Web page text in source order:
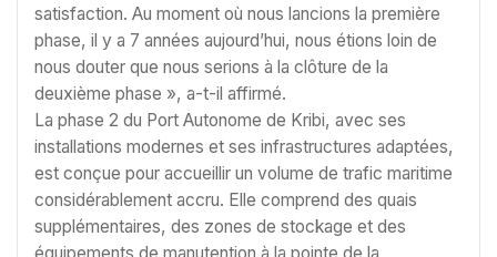
satisfaction. Au moment où nous lancions la première
phase, il y a 7 années aujourd’hui, nous étions loin de
nous douter que nous serions à la clôture de la
deuxième phase », a-t-il affirmé.
La phase 2 du Port Autonome de Kribi, avec ses
installations modernes et ses infrastructures adaptées,
est conçue pour accueillir un volume de trafic maritime
considérablement accru. Elle comprend des quais
supplémentaires, des zones de stockage et des